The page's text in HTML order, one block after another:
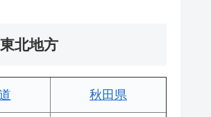
北地方
秋田県